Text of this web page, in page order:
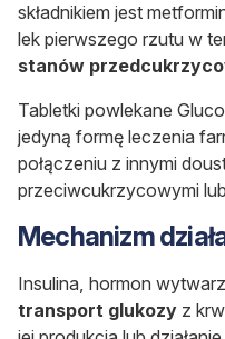
składnikiem jest
lek pierwszego rzutu w
stanów
Tabletki powlekane
jedyną formę leczenia
połączeniu z innymi
przeciwcukrzycowymi
Mechanizm
Insulina, hormon
transport glukozy z